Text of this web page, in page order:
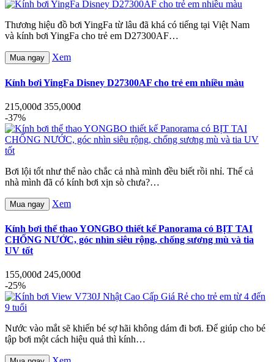
Thương hiệu đồ bơi YingFa từ lâu đã khá có tiếng tại Việt Nam
và kính bơi YingFa cho trẻ em D27300AF…
Mua ngay Xem
Kính bơi YingFa Disney D27300AF cho trẻ em nhiều màu
215,000đ 355,000đ
-37%
Bơi lội tốt như thế nào chắc cả nhà mình đều biết rồi nhỉ. Thế cả
nhà mình đã có kính bơi xịn sò chưa?…
Mua ngay Xem
Kính bơi thể thao YONGBO thiết kế Panorama có BỊT TAI
CHỐNG NƯỚC, góc nhìn siêu rộng, chống sương mù và tia
UV tốt
155,000đ 245,000đ
-25%
Nước vào mắt sẽ khiến bé sợ hãi không dám đi bơi. Để giúp cho bé
tập bơi một cách hiệu quả thì kính…